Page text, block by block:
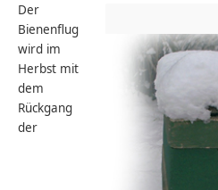
Der
Bienenflug
wird im
Herbst mit
dem
Rückgang
der